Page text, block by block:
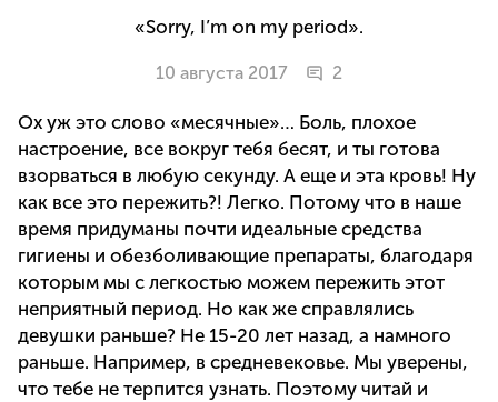
«Sorry, I’m on my period».
10 августа 2017 2
Ох уж это слово «месячные»… Боль, плохое
настроение, все вокруг тебя бесят, и ты готова
взорваться в любую секунду. А еще и эта кровь! Ну
как все это пережить?! Легко. Потому что в наше
время придуманы почти идеальные средства
гигиены и обезболивающие препараты, благодаря
которым мы с легкостью можем пережить этот
неприятный период. Но как же справлялись
девушки раньше? Не 15-20 лет назад, а намного
раньше. Например, в средневековье. Мы уверены,
что тебе не терпится узнать. Поэтому читай и